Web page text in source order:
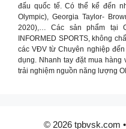
đấu quốc tế. Có thể kể đến
Olympic), Georgia Taylor-
2020),… Các sản phẩm tại
INFORMED SPORTS, không
các VĐV từ Chuyên nghiệp
dụng. Nhanh tay đặt mua
trải nghiệm nguồn năng lượng
© 2026 tpbvsk.com